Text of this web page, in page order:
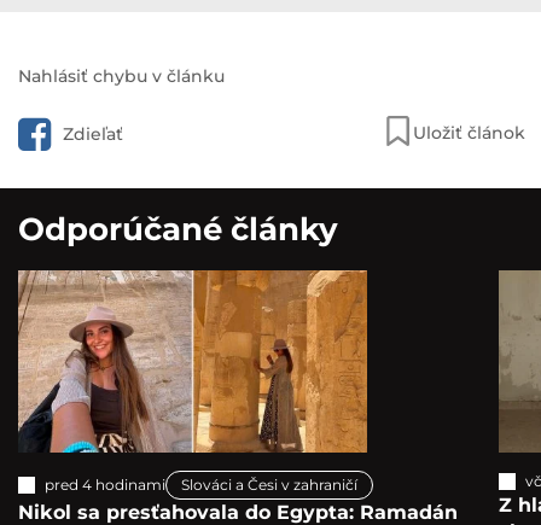
Nahlásiť chybu v článku
Zdieľať Uložiť článok
Odporúčané články
pred 4 hodinami Slováci a Česi v zahraničí
Nikol sa presťahovala do Egypta: Ramadán
Z